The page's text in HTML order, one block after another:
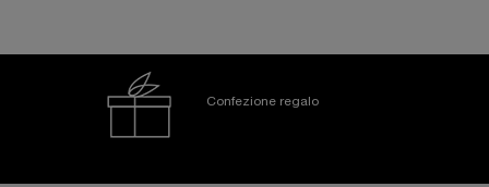
Confezione regalo